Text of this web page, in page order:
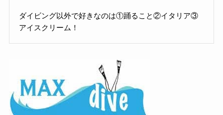
ダイビング以外で好きなのは①踊ること②イタリア③
アイスクリーム！